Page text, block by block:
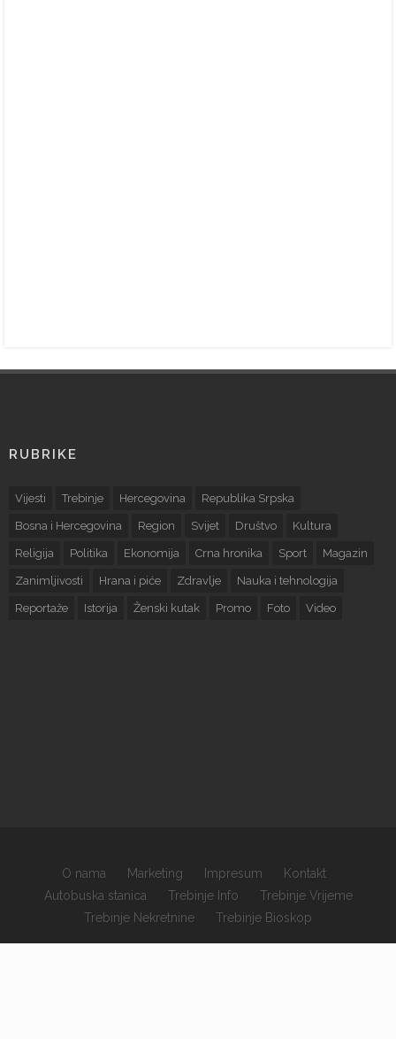
×
RUBRIKE
Vijesti Trebinje Hercegovina Republika Srpska
Bosna i Hercegovina Region Svijet Društvo Kultura
Religija Politika Ekonomija Crna hronika Sport Magazin
Zanimljivosti Hrana i piće Zdravlje Nauka i tehnologija
Reportaže Istorija Ženski kutak Promo Foto Video
O nama Marketing Impresum
Kontakt
Autobuska stanica
Trebinje Info
Trebinje Vrijeme
Trebinje Nekretnine
Trebinje Bioskop